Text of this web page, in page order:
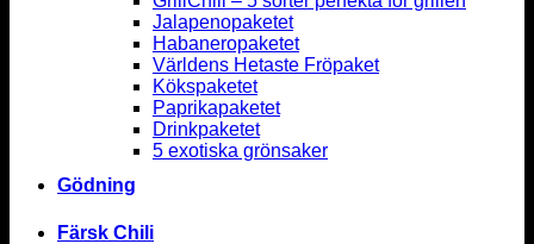
Jalapenopaketet
Habaneropaketet
Världens Hetaste Fröpaket
Kökspaketet
Paprikapaketet
Drinkpaketet
5 exotiska grönsaker
Gödning
Färsk Chili